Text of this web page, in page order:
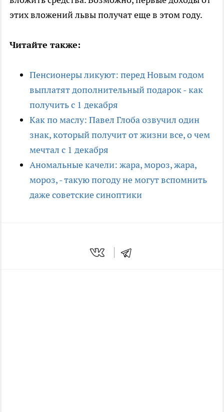
этих вложений львы получат еще в этом году.
Читайте также:
Пенсионеры ликуют: перед Новым годом
выплатят дополнительный подарок - как
получить с 1 декабря
Как по маслу: Павел Глоба озвучил один
знак, который получит от жизни все, о чем
мечтал с 1 декабря
Аномальные качели: жара, мороз, жара,
мороз, - такую погоду не могут вспомнить
даже советские синоптики